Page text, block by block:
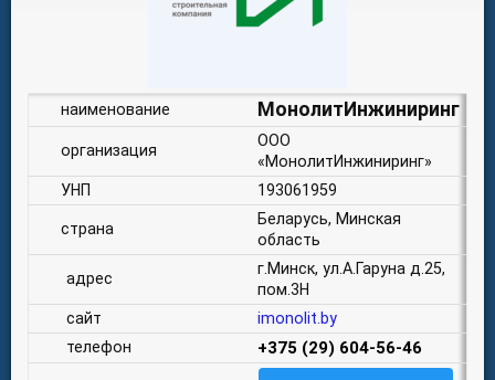
наименование МонолитИнжиниринг
организация
ООО
«МонолитИнжиниринг»
УНП
193061959
страна
Беларусь, Минская
область
адрес
г.Минск, ул.А.Гаруна д.25,
пом.3Н
сайт
imonolit.by
телефон
+375 (29) 604-56-46